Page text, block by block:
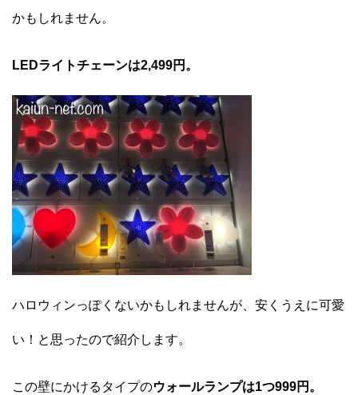
かもしれません。
LEDライトチェーンは2,499円。
ハロウィンっぽくないかもしれませんが、安くうえに可愛
い！と思ったので紹介します。
この壁にかけるタイプのウォールランプは1つ999円。